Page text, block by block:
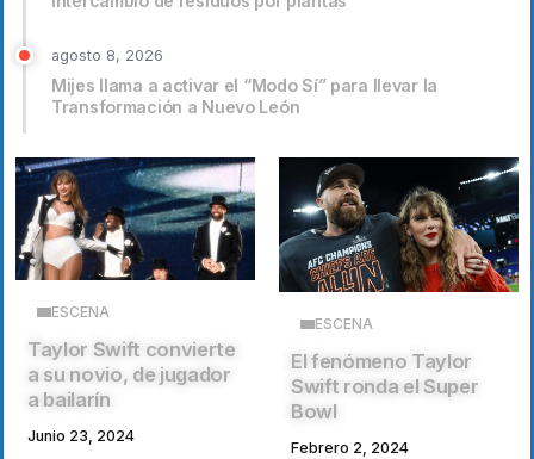
agosto 8, 2026
Mijes llama a activar el “Modo Sí” para llevar la
Transformación a Nuevo León
ESCENA
Taylor Swift convierte
a su novio, de jugador
a bailarín
Junio 23, 2024
ESCENA
El fenómeno Taylor
Swift ronda el Super
Bowl
Febrero 2, 2024